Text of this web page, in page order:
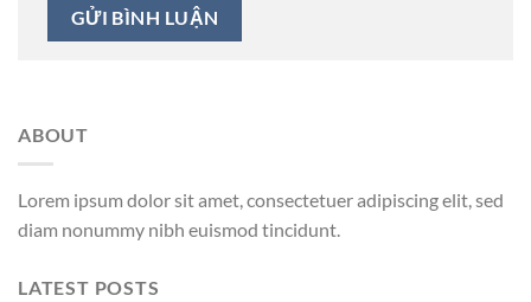
ABOUT
Lorem ipsum dolor sit amet, consectetuer adipiscing elit, sed
diam nonummy nibh euismod tincidunt.
LATEST POSTS